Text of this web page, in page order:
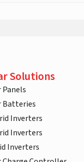
Solutions
Panels
Batteries
Inverters
Inverters
Inverters